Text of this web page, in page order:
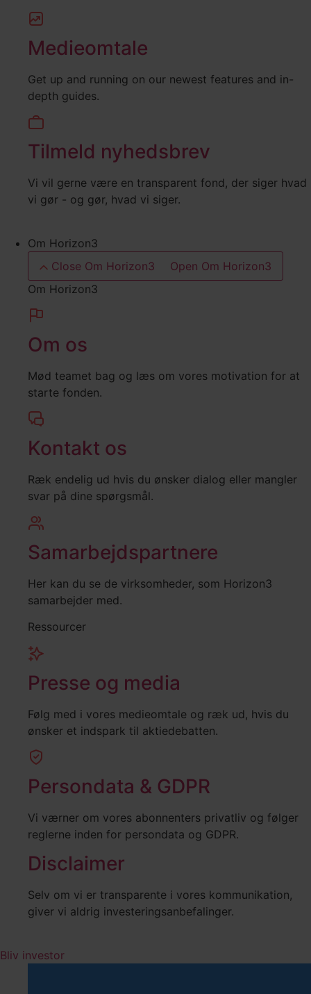
Medieomtale
Get up and running on our newest features and in-
depth guides.
Tilmeld nyhedsbrev
Vi vil gerne være en transparent fond, der siger hvad
vi gør - og gør, hvad vi siger.
Om Horizon3
Close Om Horizon3
Open Om Horizon3
Om Horizon3
Om os
Mød teamet bag og læs om vores motivation for at
starte fonden.
Kontakt os
Ræk endelig ud hvis du ønsker dialog eller mangler
svar på dine spørgsmål.
Samarbejdspartnere
Her kan du se de virksomheder, som Horizon3
samarbejder med.
Ressourcer
Presse og media
Følg med i vores medieomtale og ræk ud, hvis du
ønsker et indspark til aktiedebatten.
Persondata & GDPR
Vi værner om vores abonnenters privatliv og følger
reglerne inden for persondata og GDPR.
Disclaimer
Selv om vi er transparente i vores kommunikation,
giver vi aldrig investeringsanbefalinger.
Bliv investor